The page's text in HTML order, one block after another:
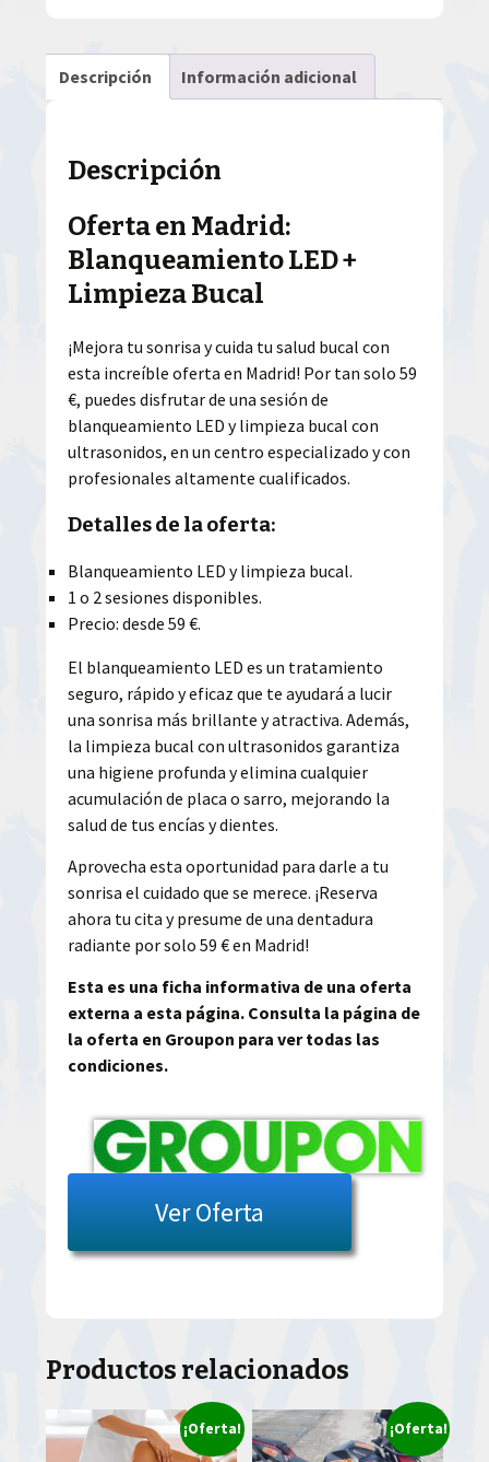
Descripción Información adicional
Descripción
Oferta en Madrid:
Blanqueamiento LED +
Limpieza Bucal
¡Mejora tu sonrisa y cuida tu salud bucal con
esta increíble oferta en Madrid! Por tan solo 59
€, puedes disfrutar de una sesión de
blanqueamiento LED y limpieza bucal con
ultrasonidos, en un centro especializado y con
profesionales altamente cualificados.
Detalles de la oferta:
Blanqueamiento LED y limpieza bucal.
1 o 2 sesiones disponibles.
Precio: desde 59 €.
El blanqueamiento LED es un tratamiento
seguro, rápido y eficaz que te ayudará a lucir
una sonrisa más brillante y atractiva. Además,
la limpieza bucal con ultrasonidos garantiza
una higiene profunda y elimina cualquier
acumulación de placa o sarro, mejorando la
salud de tus encías y dientes.
Aprovecha esta oportunidad para darle a tu
sonrisa el cuidado que se merece. ¡Reserva
ahora tu cita y presume de una dentadura
radiante por solo 59 € en Madrid!
Esta es una ficha informativa de una oferta
externa a esta página. Consulta la página de
la oferta en Groupon para ver todas las
condiciones.
Ver Oferta
Productos relacionados
¡Oferta! ¡Oferta!